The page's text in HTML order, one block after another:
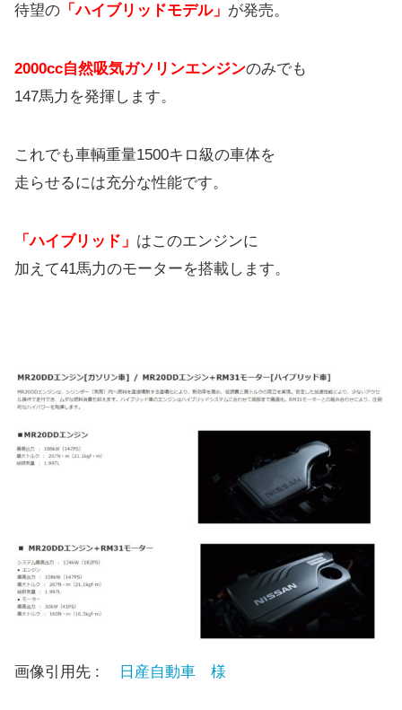
待望の 「ハイブリッドモデル」 が発売。
2000cc自然吸気ガソリンエンジンのみでも
147馬力を発揮します。
これでも車輌重量1500キロ級の車体を
走らせるには充分な性能です。
「ハイブリッド」 はこのエンジンに
加えて41馬力のモーターを搭載します。
画像引用先 : 日産自動車 様